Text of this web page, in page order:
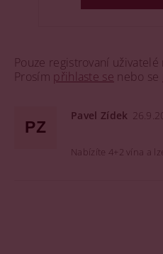
Pouze registrovaní
Prosím přihlaste se nebo se
PZ
Pavel Zídek
Nabízíte 4+2 vína a